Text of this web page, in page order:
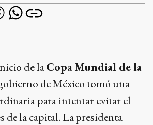
de laCopa Mundial de la
de México tomó una
para intentar evitar el
de la capital. La presidenta